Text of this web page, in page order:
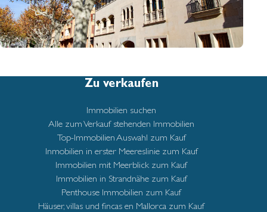
Zu verkaufen
Immobilien suchen
Alle zum Verkauf stehenden Immobilien
Top-Immobilien Auswahl zum Kauf
Inmobilien in erster Meereslinie zum Kauf
Immobilien mit Meerblick zum Kauf
Immobilien in Strandnähe zum Kauf
Penthouse Immobilien zum Kauf
Häuser, villas und fincas en Mallorca zum Kauf